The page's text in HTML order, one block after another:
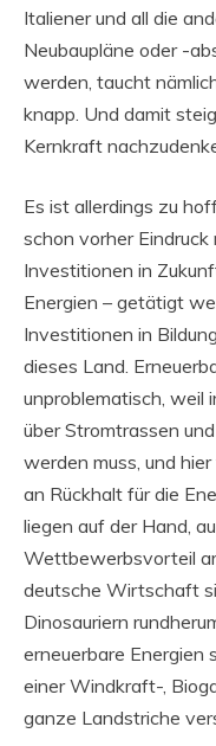
Italiener und all die
Neubaupläne oder -
werden, taucht
knapp. Und damit
Kernkraft
Es ist allerdings zu
schon vorher
Investitionen in
Energien – getätigt
Investitionen in
dieses Land.
unproblematisch, weil
über Stromtrassen
werden muss, und
an Rückhalt für die
liegen auf der Hand,
Wettbewerbsvorteil
deutsche Wirtschaft
Dinosauriern
erneuerbare Energien
einer Windkraft-,
ganze Landstriche